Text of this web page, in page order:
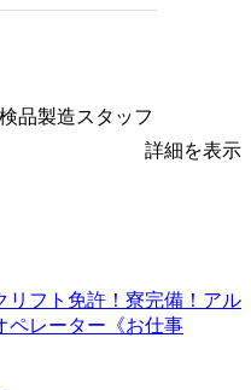
品製造スタッフ
詳細を表示